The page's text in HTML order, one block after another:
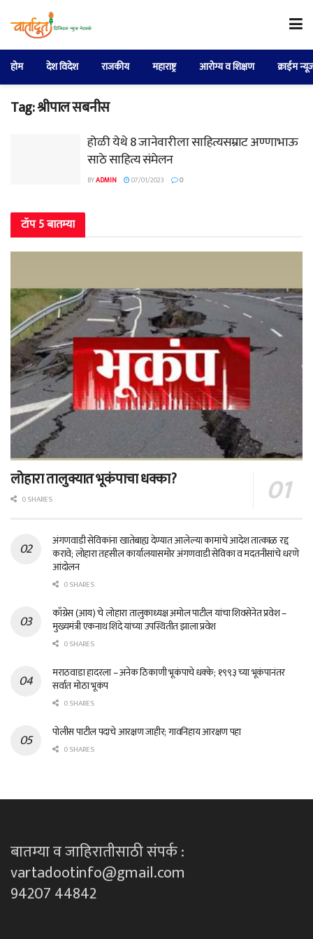
होम देश विदेश राजकीय महाराष्ट्र आरोग्य व शिक्षण क्राईम
Tag:श्रीपाल सबनीस
होळी येथे 8 जानेवारीला साहित्यसम्राट अण्णाभाऊ
साठे साहित्य संमेलन
BYADMIN 07/01/2023 0
टॉप 5 बातम्या
लोहारा तालुक्यात भूकंपाचा धक्का?
0 SHARES
अंगणवाडी सेविकांना खातेबाह्य देण्यात आलेल्या कामांचे आदेश तात्काळ रद्द
करावे; लोहारा तहसील कार्यालयासमोर अंगणवाडी सेविका व मदतनीसांचे धरणे
आंदोलन
0 SHARES
काँग्रेस (आय) चे लोहारा तालुकाध्यक्ष अमोल पाटील यांचा शिवसेनेत प्रवेश –
मुख्यमंत्री एकनाथ शिंदे यांच्या उपस्थितीत झाला प्रवेश
0 SHARES
मराठवाडा हादरला – अनेक ठिकाणी भूकंपाचे धक्के; १९९३ च्या भूकंपानंतर
सर्वात मोठा भूकंप
0 SHARES
पोलीस पाटील पदाचे आरक्षण जाहीर; गावनिहाय आरक्षण पहा
0 SHARES
बातम्या व जाहिरातीसाठी संपर्क :
vartadootinfo@gmail.com
94207 44842